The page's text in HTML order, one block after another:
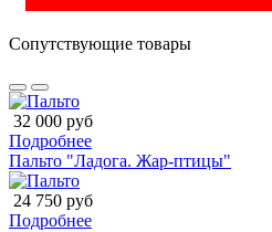
Сопутствующие товары
32 000 руб
Подробнее
Пальто "Ладога. Жар-птицы"
24 750 руб
Подробнее